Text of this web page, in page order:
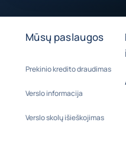
Mūsų paslaugos
Prekinio kredito draudimas
Verslo informacija
Verslo skolų išieškojimas